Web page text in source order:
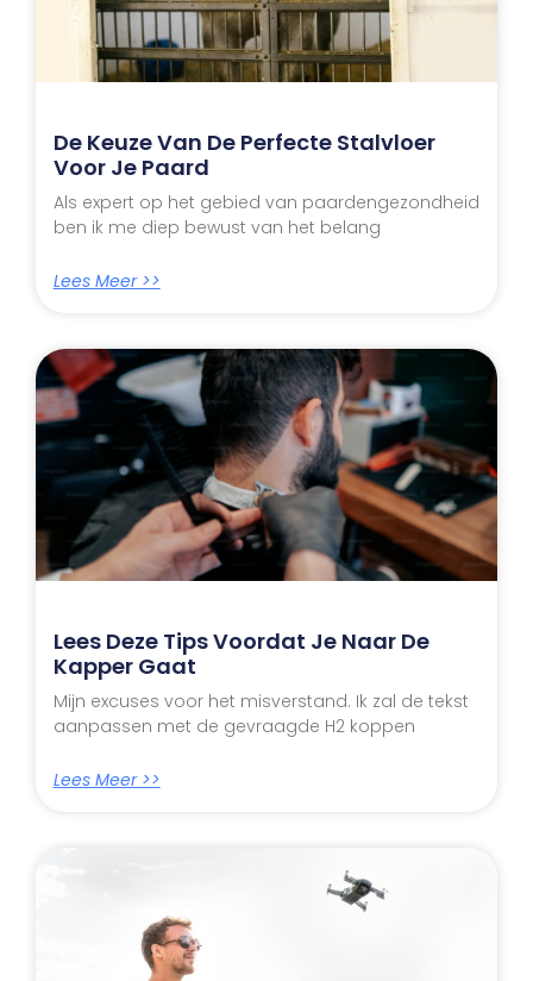
De Keuze Van De Perfecte Stalvloer
Voor Je Paard
Als expert op het gebied van paardengezondheid
ben ik me diep bewust van het belang
Lees Meer >>
Lees Deze Tips Voordat Je Naar De
Kapper Gaat
Mijn excuses voor het misverstand. Ik zal de tekst
aanpassen met de gevraagde H2 koppen
Lees Meer >>